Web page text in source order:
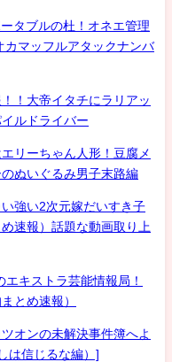
タブルの杜！オネエ管理
カマッフルアタックナンバ
！大帝イタチにラリアッ
ルドライバー
リーちゃん人形！豆腐メ
ぬいぐるみ男子末路編
強い2次元嫁だいすき子
速報）話題な動画取り上
キストラ芸能情報局！
とめ速報）
オンの未解決事件簿へよ
は信じるな編）]